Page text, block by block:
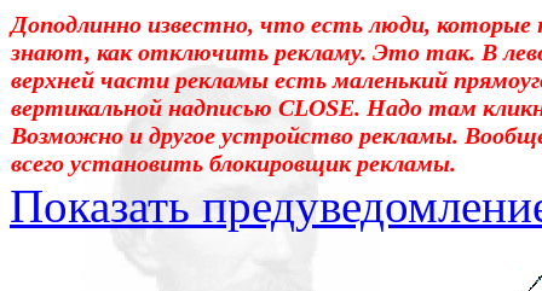
Доподлинно известно, что есть люди, которые
знают, как отключить рекламу. Это так. В
верхней части рекламы есть маленький
вертикальной надписью CLOSE. Надо там
Возможно и другое устройство рекламы.
всего установить блокировщик рекламы.
Показать
Уважаемые! Умоляю: не